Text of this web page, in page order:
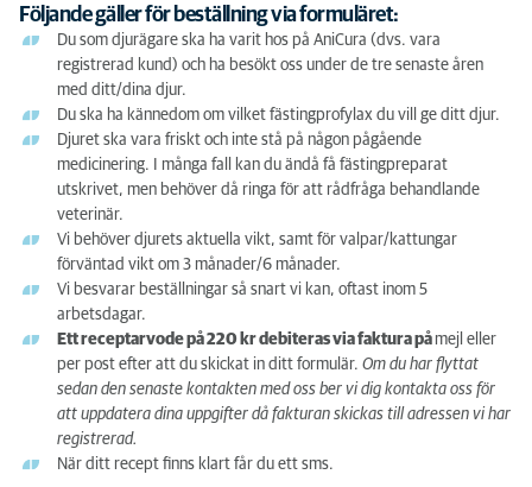
Följande gäller för beställning via formuläret:
Du som djurägare ska ha varit hos på AniCura (dvs. vara
registrerad kund) och ha besökt oss under de tre senaste åren
med ditt/dina djur.
Du ska ha kännedom om vilket fästingprofylax du vill ge ditt djur.
Djuret ska vara friskt och inte stå på någon pågående
medicinering. I många fall kan du ändå få fästingpreparat
utskrivet, men behöver då ringa för att rådfråga behandlande
veterinär.
Vi behöver djurets aktuella vikt, samt för valpar/kattungar
förväntad vikt om 3 månader/6 månader.
Vi besvarar beställningar så snart vi kan, oftast inom 5
arbetsdagar.
Ett receptarvode på 220 kr debiteras via faktura på mejl eller
per post efter att du skickat in ditt formulär. Om du har flyttat
sedan den senaste kontakten med oss ber vi dig kontakta oss för
att uppdatera dina uppgifter då fakturan skickas till adressen vi har
registrerad.
När ditt recept finns klart får du ett sms.